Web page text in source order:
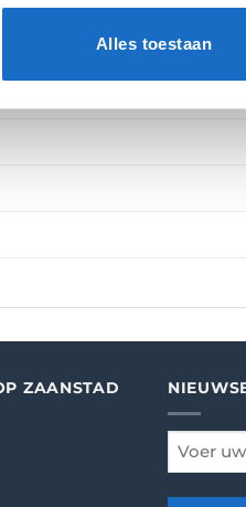
Alles toestaan
ZAANSTAD
email
*